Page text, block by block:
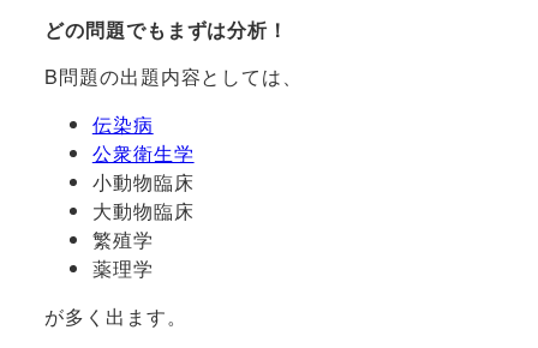
どの問題でもまずは分析！
B問題の出題内容としては、
伝染病
公衆衛生学
小動物臨床
大動物臨床
繁殖学
薬理学
が多く出ます。